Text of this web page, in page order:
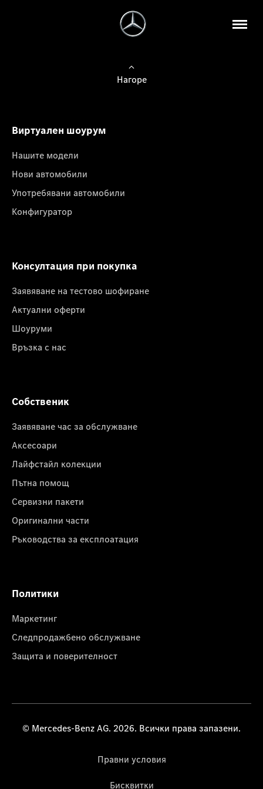
Нагоре
Виртуален шоурум
Нашите модели
Нови автомобили
Употребявани автомобили
Конфигуратор
Консултация при покупка
Заявяване на тестово шофиране
Актуални оферти
Шоуруми
Връзка с нас
Собственик
Заявяване час за обслужване
Аксесоари
Лайфстайл колекции
Пътна помощ
Сервизни пакети
Оригинални части
Ръководства за експлоатация
Политики
Маркетинг
Следпродажбено обслужване
Защита и поверителност
© Mercedes-Benz AG. 2026. Всички права запазени.
Правни условия
Бисквитки